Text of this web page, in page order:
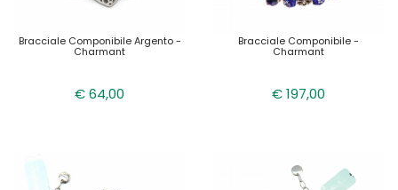
Bracciale Componibile Argento -
Charmant
€ 64,00
Bracciale Componibile -
Charmant
€ 197,00